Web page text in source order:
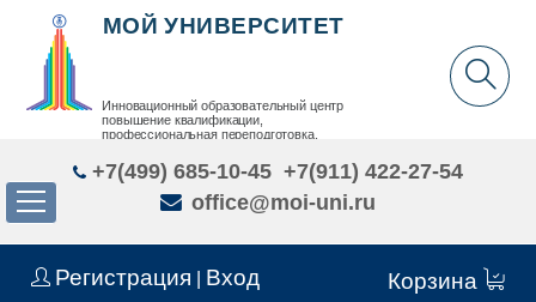
Регистрация Вход Корзина
МОЙ УНИВЕРСИТЕТ
Инновационный образовательный центр
повышение квалификации,
профессиональная переподготовка,
+7(499) 685-10-45 +7(911) 422-27-54
office@moi-uni.ru